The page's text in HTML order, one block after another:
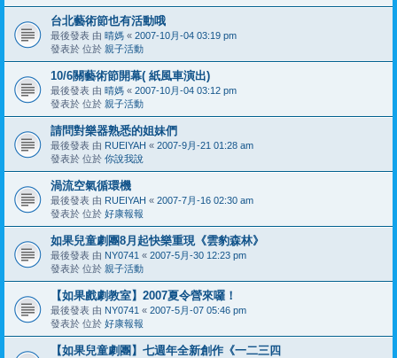
台北藝術節也有活動哦
最後發表 由 晴媽 « 2007-10月-04 03:19 pm
發表於 位於 親子活動
10/6關藝術節開幕( 紙風車演出)
最後發表 由 晴媽 « 2007-10月-04 03:12 pm
發表於 位於 親子活動
請問對樂器熟悉的姐妹們
最後發表 由 RUEIYAH « 2007-9月-21 01:28 am
發表於 位於 你說我說
渦流空氣循環機
最後發表 由 RUEIYAH « 2007-7月-16 02:30 am
發表於 位於 好康報報
如果兒童劇團8月起快樂重現《雲豹森林》
最後發表 由 NY0741 « 2007-5月-30 12:23 pm
發表於 位於 親子活動
【如果戲劇教室】2007夏令營來囉！
最後發表 由 NY0741 « 2007-5月-07 05:46 pm
發表於 位於 好康報報
【如果兒童劇團】七週年全新創作《一二三四